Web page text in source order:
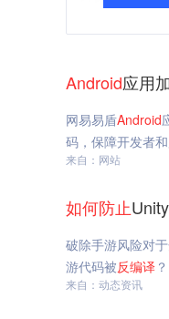
Android应用
网易易盾Android
码，保障开发者和
来自：网站
如何防止
破除手游风险对
游代码被反编译 ？
来自：动态资讯